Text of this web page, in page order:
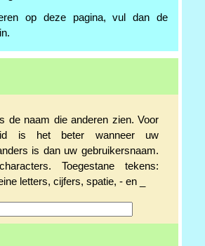
op deze pagina, vul dan de
de naam die anderen zien. Voor
is het beter wanneer uw
is dan uw gebruikersnaam.
Toegestane tekens:
letters, cijfers, spatie, - en _